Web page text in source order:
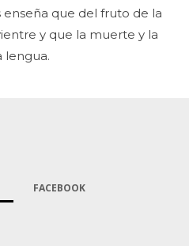
enseña que del fruto de la
y que la muerte y la
lengua.
FACEBOOK